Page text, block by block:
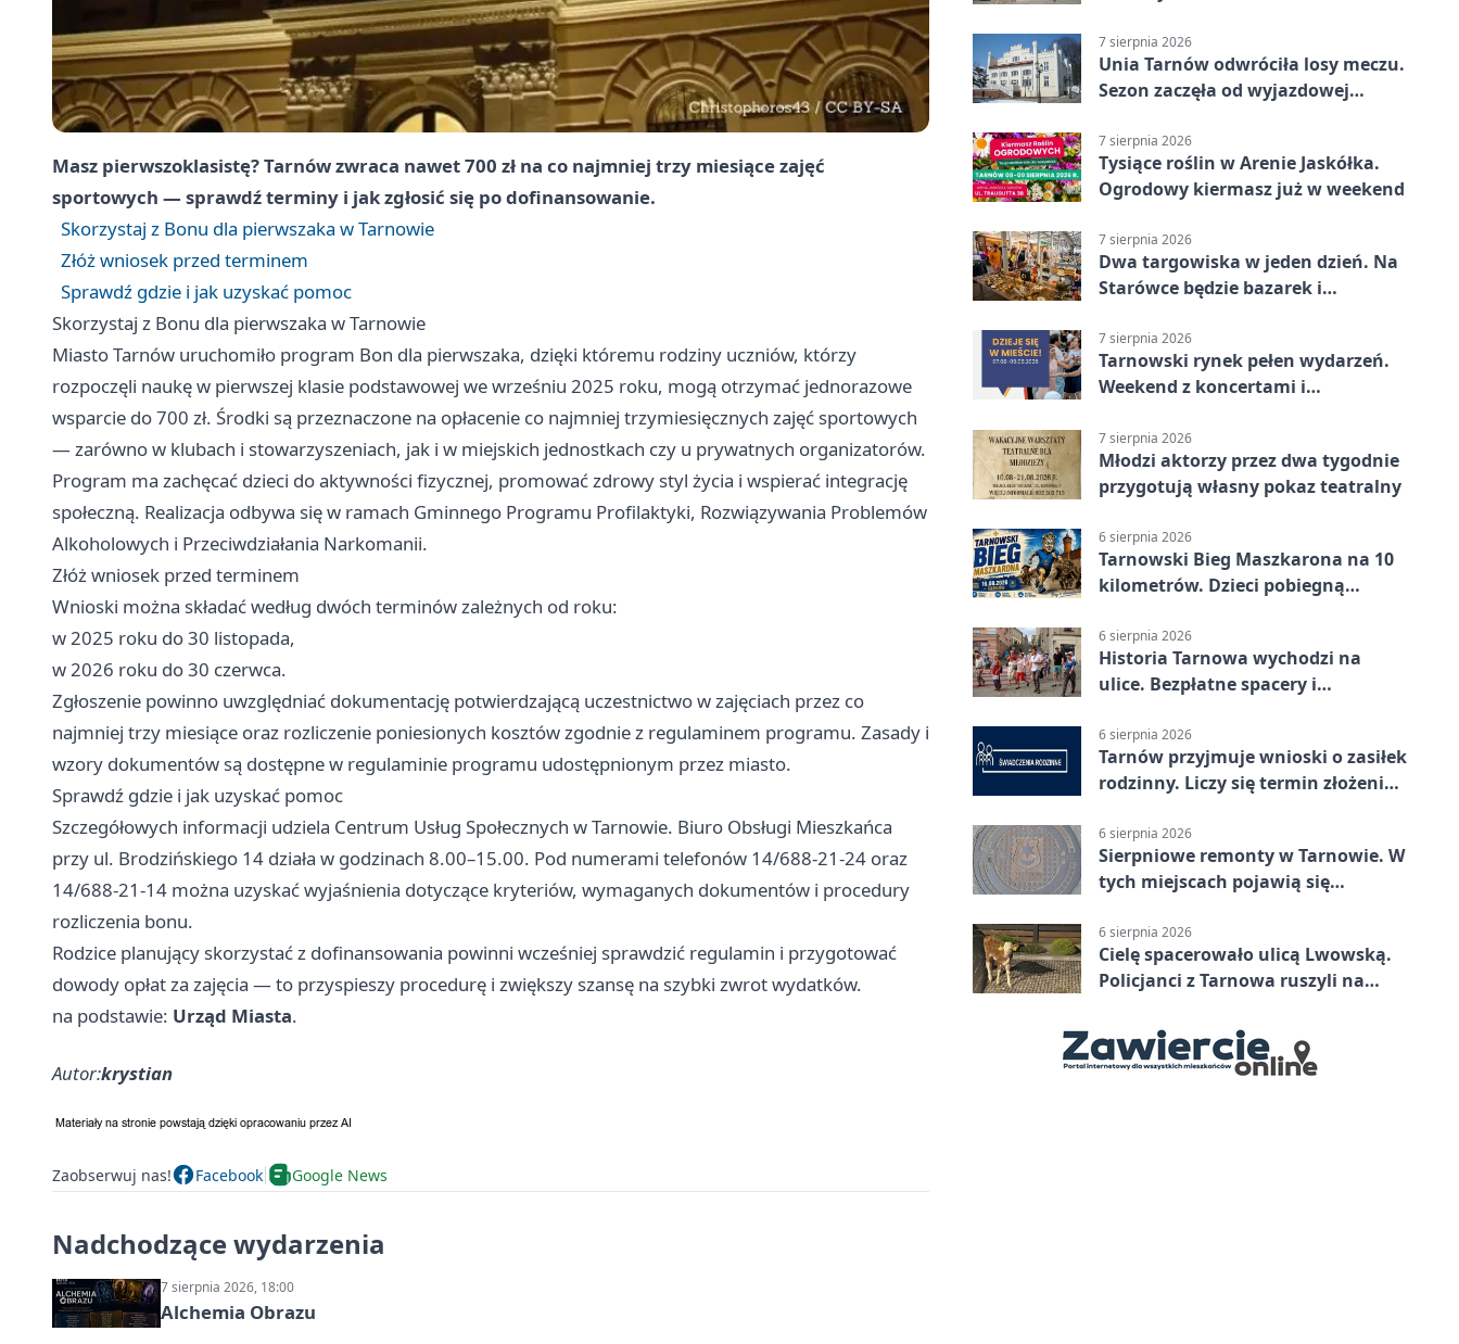
Masz pierwszoklasistę? Tarnów zwraca nawet 700 zł na co najmniej trzy miesiące zajęć
sportowych — sprawdź terminy i jak zgłosić się po dofinansowanie.
Skorzystaj z Bonu dla pierwszaka w Tarnowie
Złóż wniosek przed terminem
Sprawdź gdzie i jak uzyskać pomoc
Skorzystaj z Bonu dla pierwszaka w Tarnowie
Miasto Tarnów uruchomiło program Bon dla pierwszaka, dzięki któremu rodziny uczniów, którzy
rozpoczęli naukę w pierwszej klasie podstawowej we wrześniu 2025 roku, mogą otrzymać jednorazowe
wsparcie do 700 zł. Środki są przeznaczone na opłacenie co najmniej trzymiesięcznych zajęć sportowych
— zarówno w klubach i stowarzyszeniach, jak i w miejskich jednostkach czy u prywatnych organizatorów.
Program ma zachęcać dzieci do aktywności fizycznej, promować zdrowy styl życia i wspierać integrację
społeczną. Realizacja odbywa się w ramach Gminnego Programu Profilaktyki, Rozwiązywania Problemów
Alkoholowych i Przeciwdziałania Narkomanii.
Złóż wniosek przed terminem
Wnioski można składać według dwóch terminów zależnych od roku:
w 2025 roku do 30 listopada,
w 2026 roku do 30 czerwca.
Zgłoszenie powinno uwzględniać dokumentację potwierdzającą uczestnictwo w zajęciach przez co
najmniej trzy miesiące oraz rozliczenie poniesionych kosztów zgodnie z regulaminem programu. Zasady i
wzory dokumentów są dostępne w regulaminie programu udostępnionym przez miasto.
Sprawdź gdzie i jak uzyskać pomoc
Szczegółowych informacji udziela Centrum Usług Społecznych w Tarnowie. Biuro Obsługi Mieszkańca
przy ul. Brodzińskiego 14 działa w godzinach 8.00–15.00. Pod numerami telefonów 14/688-21-24 oraz
14/688-21-14 można uzyskać wyjaśnienia dotyczące kryteriów, wymaganych dokumentów i procedury
rozliczenia bonu.
Rodzice planujący skorzystać z dofinansowania powinni wcześniej sprawdzić regulamin i przygotować
dowody opłat za zajęcia — to przyspieszy procedurę i zwiększy szansę na szybki zwrot wydatków.
na podstawie: Urząd Miasta.
Autor:krystian
Zaobserwuj nas! Facebook Google News
Nadchodzące wydarzenia
7 sierpnia 2026, 18:00
Alchemia Obrazu
7 sierpnia 2026
Unia Tarnów odwróciła losy meczu.
Sezon zaczęła od wyjazdowej
7 sierpnia 2026
Tysiące roślin w Arenie Jaskółka.
Ogrodowy kiermasz już w weekend
7 sierpnia 2026
Dwa targowiska w jeden dzień. Na
Starówce będzie bazarek i
7 sierpnia 2026
Tarnowski rynek pełen wydarzeń.
Weekend z koncertami i
7 sierpnia 2026
Młodzi aktorzy przez dwa tygodnie
przygotują własny pokaz teatralny
6 sierpnia 2026
Tarnowski Bieg Maszkarona na 10
kilometrów. Dzieci pobiegną
6 sierpnia 2026
Historia Tarnowa wychodzi na
ulice. Bezpłatne spacery i
6 sierpnia 2026
Tarnów przyjmuje wnioski o zasiłek
rodzinny. Liczy się termin złożenia
6 sierpnia 2026
Sierpniowe remonty w Tarnowie. W
tych miejscach pojawią się
6 sierpnia 2026
Cielę spacerowało ulicą Lwowską.
Policjanci z Tarnowa ruszyli na